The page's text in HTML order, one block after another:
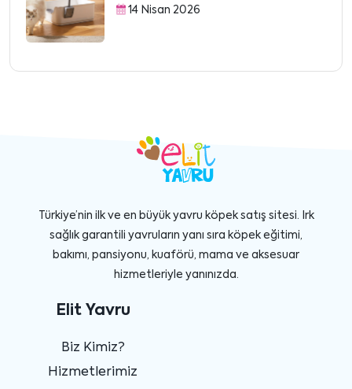
14 Nisan 2026
Türkiye’nin ilk ve en büyük yavru köpek satış sitesi. Irk
sağlık garantili yavruların yanı sıra köpek eğitimi,
bakımı, pansiyonu, kuaförü, mama ve aksesuar
hizmetleriyle yanınızda.
Elit Yavru
Biz Kimiz?
Hizmetlerimiz